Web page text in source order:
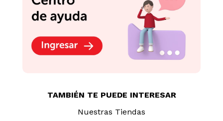
TAMBIÉN TE PUEDE INTERESAR
Nuestras Tiendas